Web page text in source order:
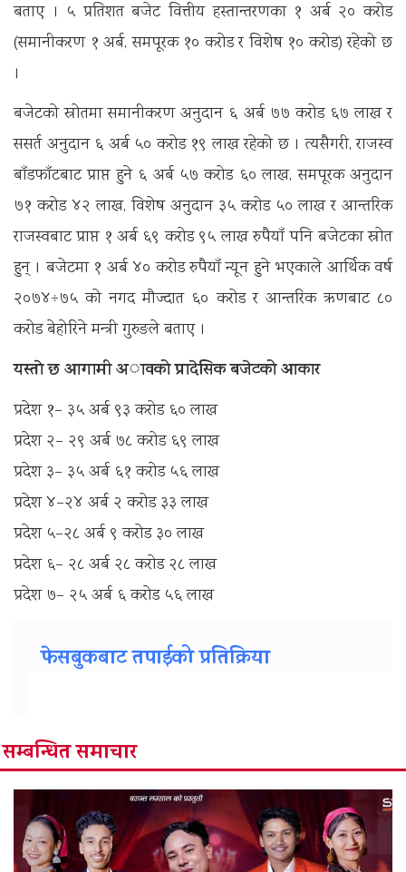
बताए । ५ प्रतिशत बजेट वित्तीय हस्तान्तरणका १ अर्ब २० करोड
(समानीकरण १ अर्ब, समपूरक १० करोड र विशेष १० करोड) रहेको छ
।
बजेटको स्रोतमा समानीकरण अनुदान ६ अर्ब ७७ करोड ६७ लाख र
ससर्त अनुदान ६ अर्ब ५० करोड १९ लाख रहेको छ । त्यसैगरी, राजस्व
बाँडफाँटबाट प्राप्त हुने ६ अर्ब ५७ करोड ६० लाख, समपूरक अनुदान
७१ करोड ४२ लाख, विशेष अनुदान ३५ करोड ५० लाख र आन्तरिक
राजस्वबाट प्राप्त १ अर्ब ६९ करोड ९५ लाख रुपैयाँ पनि बजेटका स्रोत
हुन् । बजेटमा १ अर्ब ४० करोड रुपैयाँ न्यून हुने भएकाले आर्थिक वर्ष
२०७४÷७५ को नगद मौज्दात ६० करोड र आन्तरिक ऋणबाट ८०
करोड बेहोरिने मन्त्री गुरुङले बताए ।
यस्ताे छ आगामी अावको प्रादेसिक बजेटको आकार
प्रदेश १– ३५ अर्ब ९३ करोड ६० लाख
प्रदेश २– २९ अर्ब ७८ करोड ६९ लाख
प्रदेश ३– ३५ अर्ब ६१ करोड ५६ लाख
प्रदेश ४–२४ अर्ब २ करोड ३३ लाख
प्रदेश ५–२८ अर्ब ९ करोड ३० लाख
प्रदेश ६– २८ अर्ब २८ करोड २८ लाख
प्रदेश ७– २५ अर्ब ६ करोड ५६ लाख
फेसबुकबाट तपाईको प्रतिक्रिया
सम्बन्धित समाचार